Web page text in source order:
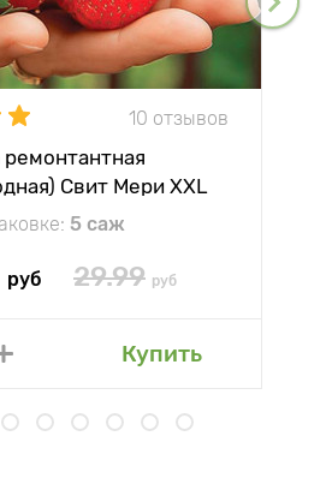
10 отзывов
Свит Мери XXL
5 саж
руб 29.99 руб
Купить